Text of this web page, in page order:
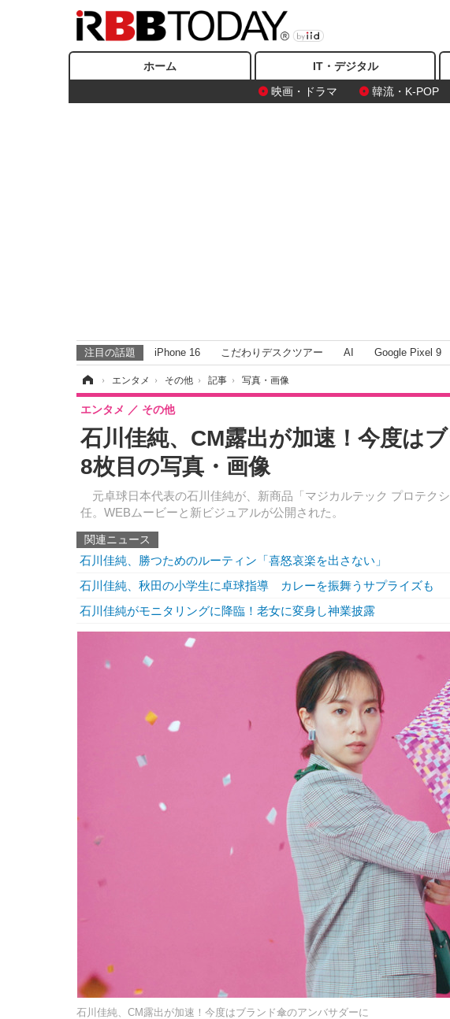
ホーム IT・デジタル
映画・ドラマ
韓流・K-POP
注目の話題 iPhone 16 こだわりデスクツアー AI Google Pixel 9
› エンタメ › その他 › 記事 › 写真・画像
石川佳純、CM露出が加速！今度は
8枚目の写真・画像
元卓球日本代表の石川佳純が、新商品「マジカルテック プロテク
任。WEBムービーと新ビジュアルが公開された。
エンタメ その他
関連ニュース
石川佳純、勝つためのルーティン「喜怒哀楽を出さない」
石川佳純、秋田の小学生に卓球指導 カレーを振舞うサプライズも
石川佳純がモニタリングに降臨！老女に変身し神業披露
石川佳純、CM露出が加速！今度はブランド傘のアンバサダーに